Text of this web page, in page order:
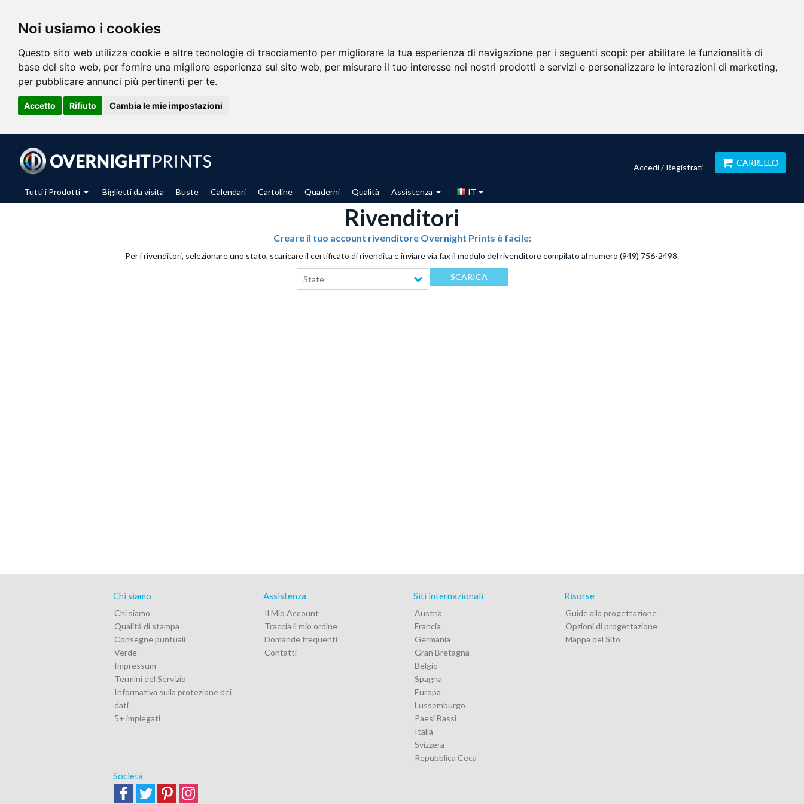
Noi usiamo i cookies
Questo sito web utilizza cookie e altre tecnologie di tracciamento per migliorare la tua esperienza di navigazione per i seguenti scopi: per abilitare le funzionalità di
base del sito web, per fornire una migliore esperienza sul sito web, per misurare il tuo interesse nei nostri prodotti e servizi e personalizzare le interazioni di marketing,
per pubblicare annunci più pertinenti per te.
Accetto Rifiuto Cambia le mie impostazioni
Tutti i Prodotti Biglietti da visita Buste Calendari Cartoline Quaderni Qualità Assistenza IT
Accedi / Registrati CARRELLO
Rivenditori
Creare il tuo account rivenditore Overnight Prints è facile:
Per i rivenditori, selezionare uno stato, scaricare il certificato di rivendita e inviare via fax il modulo del rivenditore compilato al numero (949) 756-2498.
State SCARICA
Chi siamo
Chi siamo
Qualità di stampa
Consegne puntuali
Verde
Impressum
Termini del Servizio
Informativa sulla protezione dei
dati
5+ impiegati
Assistenza
Il Mio Account
Traccia il mio ordine
Domande frequenti
Contatti
Siti internazionali
Austria
Francia
Germania
Gran Bretagna
Belgio
Spagna
Europa
Lussemburgo
Paesi Bassi
Italia
Svizzera
Repubblica Ceca
Risorse
Guide alla progettazione
Opzioni di progettazione
Mappa del Sito
Società